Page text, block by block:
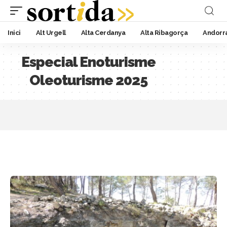
Inici Alt Urgell Alta Cerdanya Alta Ribagorça
Especial Enoturisme
Oleoturisme 2025